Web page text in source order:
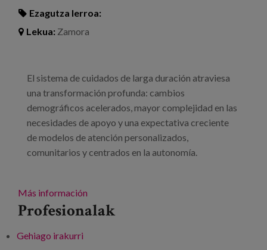
Ezagutza lerroa:
Lekua: Zamora
El sistema de cuidados de larga duración atraviesa
una transformación profunda: cambios
demográficos acelerados, mayor complejidad en las
necesidades de apoyo y una expectativa creciente
de modelos de atención personalizados,
comunitarios y centrados en la autonomía.
Más información
Profesionalak
Gehiago irakurri